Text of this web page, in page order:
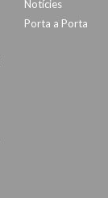
Notícies
Porta a Porta